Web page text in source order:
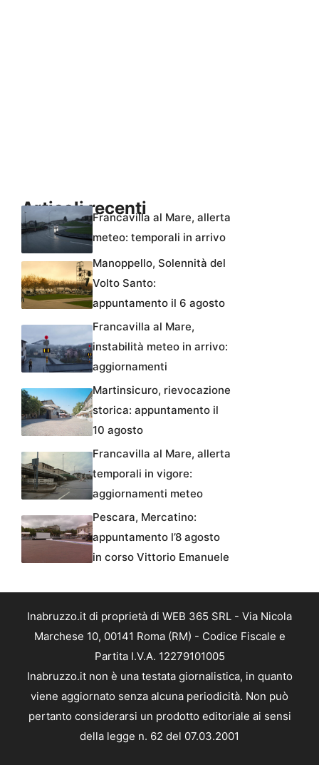
Articoli recentiFrancavilla al Mare, allerta
meteo: temporali in arrivo
Manoppello, Solennità del
Volto Santo:
appuntamento il 6 agosto
Francavilla al Mare,
instabilità meteo in arrivo:
aggiornamenti
Martinsicuro, rievocazione
storica: appuntamento il
10 agosto
Francavilla al Mare, allerta
temporali in vigore:
aggiornamenti meteo
Pescara, Mercatino:
appuntamento l’8 agosto
in corso Vittorio Emanuele
Inabruzzo.it di proprietà di WEB 365 SRL - Via Nicola
Marchese 10, 00141 Roma (RM) - Codice Fiscale e
Partita I.V.A. 12279101005
Inabruzzo.it non è una testata giornalistica, in quanto
viene aggiornato senza alcuna periodicità. Non può
pertanto considerarsi un prodotto editoriale ai sensi
della legge n. 62 del 07.03.2001